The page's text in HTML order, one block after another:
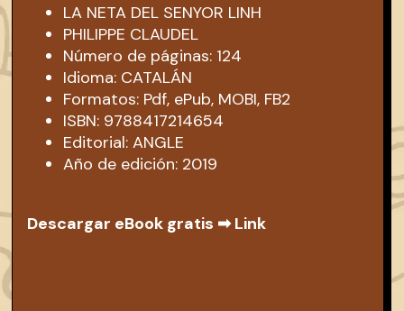
LA NETA DEL SENYOR LINH
PHILIPPE CLAUDEL
Número de páginas: 124
Idioma: CATALÁN
Formatos: Pdf, ePub, MOBI, FB2
ISBN: 9788417214654
Editorial: ANGLE
Año de edición: 2019
Descargar eBook gratis ➡Link